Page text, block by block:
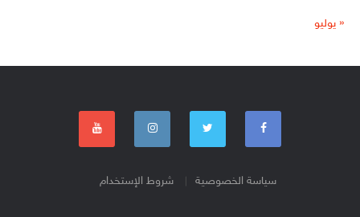
« يوليو
سياسة الخصوصية شروط الإستخدام